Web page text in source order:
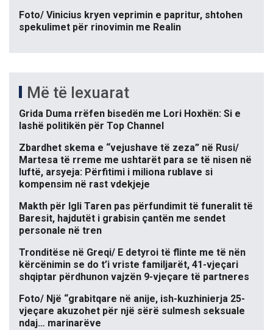
Foto/ Vinicius kryen veprimin e papritur, shtohen
spekulimet për rinovimin me Realin
Më të lexuarat
Grida Duma rrëfen bisedën me Lori Hoxhën: Si e
lashë politikën për Top Channel
Zbardhet skema e “vejushave të zeza” në Rusi/
Martesa të rreme me ushtarët para se të nisen në
luftë, arsyeja: Përfitimi i miliona rublave si
kompensim në rast vdekjeje
Makth për Igli Taren pas përfundimit të funeralit të
Baresit, hajdutët i grabisin çantën me sendet
personale në tren
Tronditëse në Greqi/ E detyroi të flinte me të nën
kërcënimin se do t’i vriste familjarët, 41-vjeçari
shqiptar përdhunon vajzën 9-vjeçare të partneres
Foto/ Një “grabitqare në anije, ish-kuzhinierja 25-
vjeçare akuzohet për një sërë sulmesh seksuale
ndaj… marinarëve